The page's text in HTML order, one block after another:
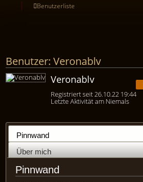
Benutzerliste
Benutzer: Veronablv
Veronablv
Registriert seit 26.10.22 19:44
Letzte Aktivität am Niemals
Pinnwand
Über mich
Pinnwand